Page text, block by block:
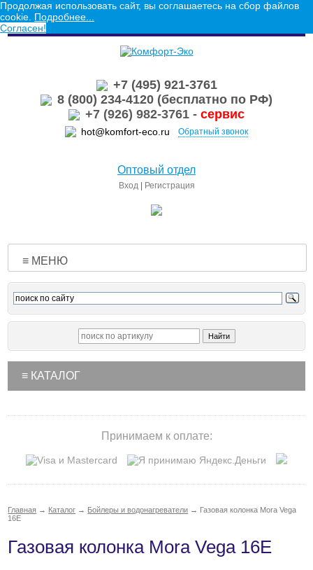
Продолжая использовать сайт, вы соглашаетесь на сбор файлов
cookie. Подробнее...
Согласен!
+7 (495) 921-3761
8 (800) 234-4120 (бесплатно по РФ)
+7 (926) 982-3761 - сервис
hot@komfort-eco.ru Обратный звонок
Оптовый отдел
Вход| Регистрация
≡ МЕНЮ
≡ КАТАЛОГ
Принимаем к оплате:
Главная → Каталог → Бойлеры и водонагреватели → Газовая колонка Mora Vega
16E
Газовая колонка Mora Vega 16E